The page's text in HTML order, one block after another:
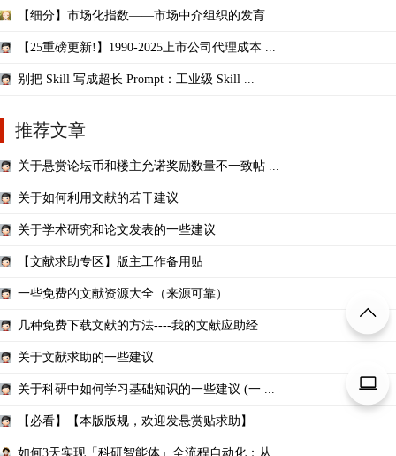
【细分】市场化指数——市场中介组织的发育 ...
【25重磅更新!】1990-2025上市公司代理成本 ...
别把 Skill 写成超长 Prompt：工业级 Skill ...
推荐文章
关于悬赏论坛币和楼主允诺奖励数量不一致帖 ...
关于如何利用文献的若干建议
关于学术研究和论文发表的一些建议
【文献求助专区】版主工作备用贴
一些免费的文献资源大全（来源可靠）
几种免费下载文献的方法----我的文献应助经
关于文献求助的一些建议
关于科研中如何学习基础知识的一些建议 (一 ...
【必看】【本版版规，欢迎发悬赏贴求助】
如何3天实现「科研智能体」全流程自动化：从 ...